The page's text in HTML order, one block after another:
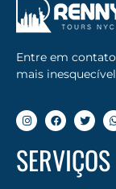
Entre em
mais
SERVIÇOS